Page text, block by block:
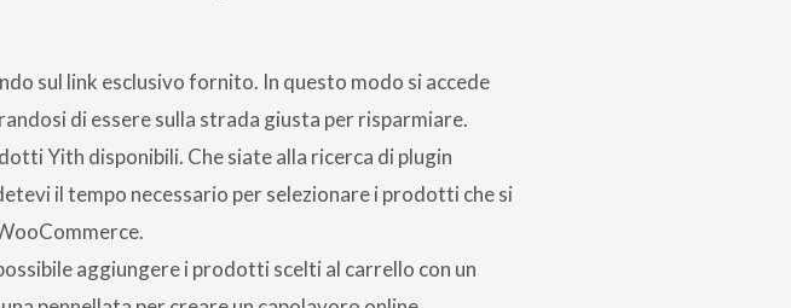
sul link esclusivo fornito. In questo modo si accede
di essere sulla strada giusta per risparmiare.
Yith disponibili. Che siate alla ricerca di plugin
il tempo necessario per selezionare i prodotti che si
aggiungere i prodotti scelti al carrello con un